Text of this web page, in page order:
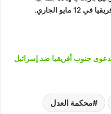
الجاري.
جنوب أفريقيا ضد إسرائيل
محكمة العدل